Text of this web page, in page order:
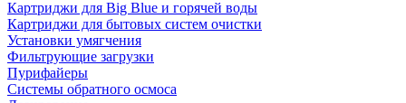
Картриджи для Big Blue и горячей воды
Картриджи для бытовых систем очистки
Установки умягчения
Фильтрующие загрузки
Пурифайеры
Системы обратного осмоса